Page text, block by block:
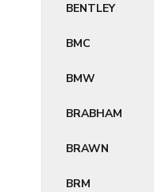
BENTLEY
BMC
BMW
BRABHAM
BRAWN
BRM